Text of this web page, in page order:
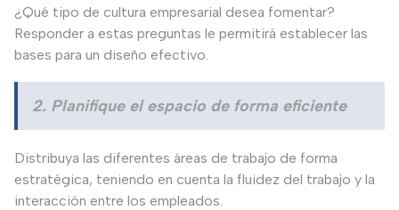
¿Qué tipo de cultura empresarial desea fomentar?
Responder a estas preguntas le permitirá establecer las
bases para un diseño efectivo.
2. Planifique el espacio de forma eficiente
Distribuya las diferentes áreas de trabajo de forma
estratégica, teniendo en cuenta la fluidez del trabajo y la
interacción entre los empleados.